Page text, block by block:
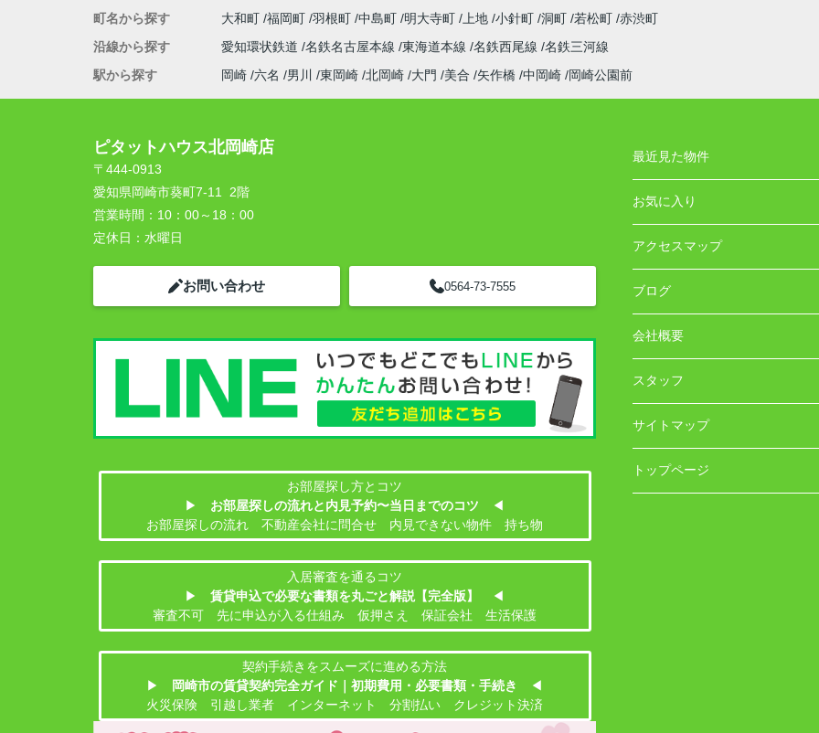
町名から探す
大和町 福岡町 羽根町 中島町 明大寺町 上地 小針町 洞町 若松町 赤渋町
沿線から探す
愛知環状鉄道 名鉄名古屋本線 東海道本線 名鉄西尾線 名鉄三河線
駅から探す
岡崎 六名 男川 東岡崎 北岡崎 大門 美合 矢作橋 中岡崎 岡崎公園前
ピタットハウス北岡崎店
〒444-0913
愛知県岡崎市葵町7-11 2階
営業時間： 10：00～18：00
定休日： 水曜日
お問い合わせ 0564-73-7555
お部屋探し方とコツ
▶
お部屋探しの流れと内見予約〜当日までのコツ
◀
お部屋探しの流れ 不動産会社に問合せ 内見できない物件 持ち物
入居審査を通るコツ
▶
賃貸申込で必要な書類を丸ごと解説【完全版】
◀
審査不可 先に申込が入る仕組み 仮押さえ 保証会社 生活保護
契約手続きをスムーズに進める方法
▶
岡崎市の賃貸契約完全ガイド｜初期費用・必要書類・手続き
◀
火災保険 引越し業者 インターネット 分割払い クレジット決済
最近見た物件
お気に入り
アクセスマップ
ブログ
会社概要
スタッフ
サイトマップ
トップページ